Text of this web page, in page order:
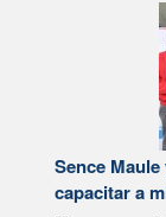
Sence
capacitar a